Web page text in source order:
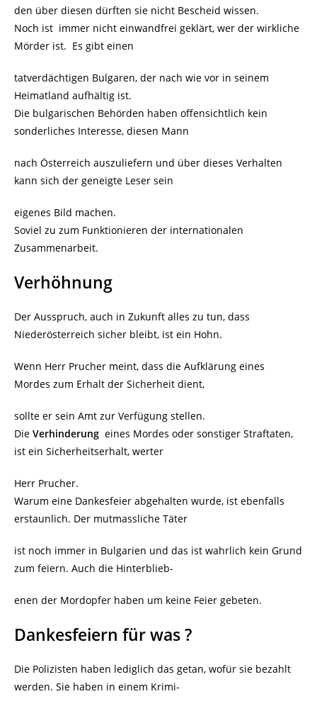
den über diesen dürften sie nicht Bescheid wissen.
Noch ist immer nicht einwandfrei geklärt, wer der wirkliche
Mörder ist. Es gibt einen
tatverdächtigen Bulgaren, der nach wie vor in seinem
Heimatland aufhältig ist.
Die bulgarischen Behörden haben offensichtlich kein
sonderliches Interesse, diesen Mann
nach Österreich auszuliefern und über dieses Verhalten
kann sich der geneigte Leser sein
eigenes Bild machen.
Soviel zu zum Funktionieren der internationalen
Zusammenarbeit.
Verhöhnung
Der Ausspruch, auch in Zukunft alles zu tun, dass
Niederösterreich sicher bleibt, ist ein Hohn.
Wenn Herr Prucher meint, dass die Aufklärung eines
Mordes zum Erhalt der Sicherheit dient,
sollte er sein Amt zur Verfügung stellen.
Die Verhinderung eines Mordes oder sonstiger Straftaten,
ist ein Sicherheitserhalt, werter
Herr Prucher.
Warum eine Dankesfeier abgehalten wurde, ist ebenfalls
erstaunlich. Der mutmassliche Täter
ist noch immer in Bulgarien und das ist wahrlich kein Grund
zum feiern. Auch die Hinterblieb-
enen der Mordopfer haben um keine Feier gebeten.
Dankesfeiern für was ?
Die Polizisten haben lediglich das getan, wofür sie bezahlt
werden. Sie haben in einem Krimi-